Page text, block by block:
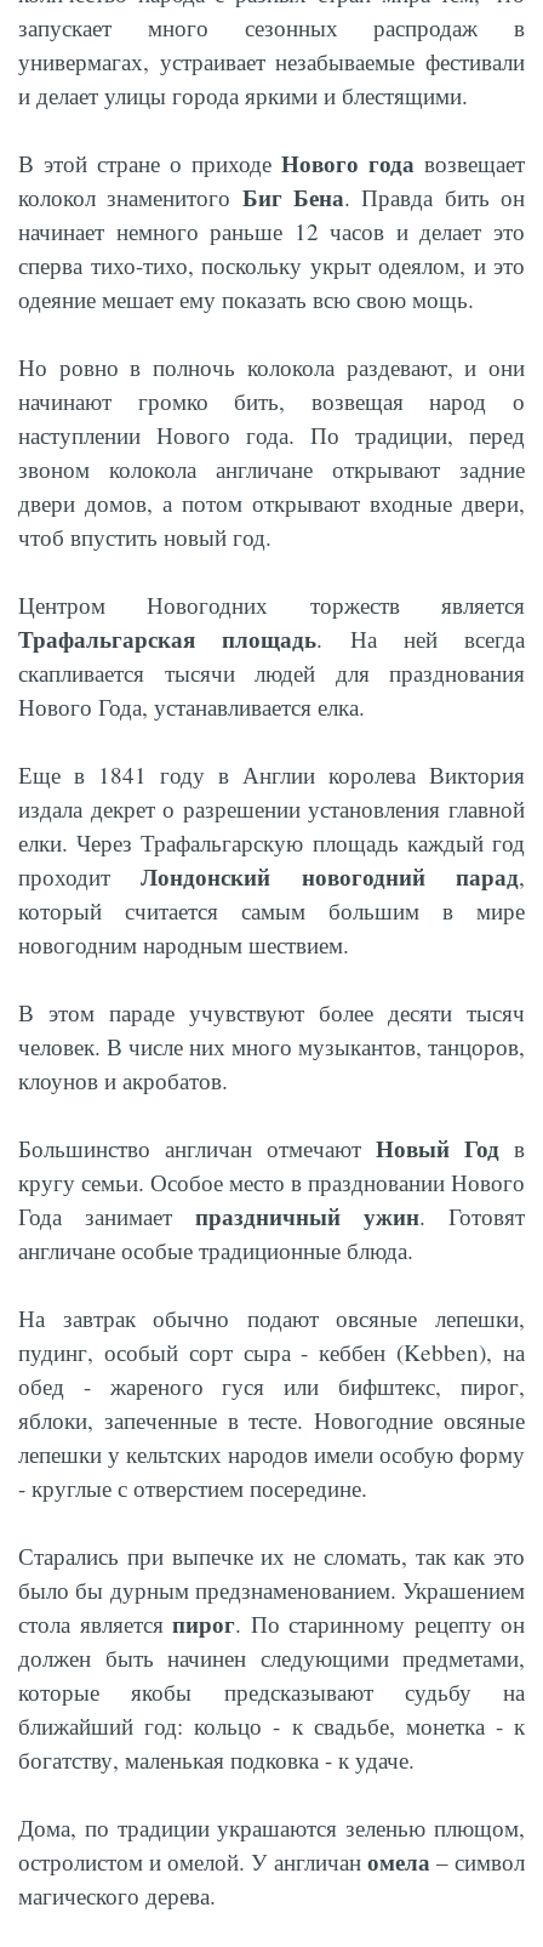
запускает много сезонных распродаж в
универмагах, устраивает незабываемые фестивали
и делает улицы города яркими и блестящими.
В этой стране о приходе Нового года возвещает
колокол знаменитого Биг Бена. Правда бить он
начинает немного раньше 12 часов и делает это
сперва тихо-тихо, поскольку укрыт одеялом, и это
одеяние мешает ему показать всю свою мощь.
Но ровно в полночь колокола раздевают, и они
начинают громко бить, возвещая народ о
наступлении Нового года. По традиции, перед
звоном колокола англичане открывают задние
двери домов, а потом открывают входные двери,
чтоб впустить новый год.
Центром Новогодних торжеств является
Трафальгарская площадь. На ней всегда
скапливается тысячи людей для празднования
Нового Года, устанавливается елка.
Еще в 1841 году в Англии королева Виктория
издала декрет о разрешении установления главной
елки. Через Трафальгарскую площадь каждый год
проходитЛондонский новогодний парад,
который считается самым большим в мире
новогодним народным шествием.
В этом параде учувствуют более десяти тысяч
человек. В числе них много музыкантов, танцоров,
клоунов и акробатов.
Большинство англичан отмечают Новый Год в
кругу семьи. Особое место в праздновании Нового
Года занимает праздничный ужин. Готовят
англичане особые традиционные блюда.
На завтрак обычно подают овсяные лепешки,
пудинг, особый сорт сыра - кеббен (Kebben), на
обед - жареного гуся или бифштекс, пирог,
яблоки, запеченные в тесте. Новогодние овсяные
лепешки у кельтских народов имели особую форму
- круглые с отверстием посередине.
Старались при выпечке их не сломать, так как это
было бы дурным предзнаменованием. Украшением
стола является пирог. По старинному рецепту он
должен быть начинен следующими предметами,
которые якобы предсказывают судьбу на
ближайший год: кольцо - к свадьбе, монетка - к
богатству, маленькая подковка - к удаче.
Дома, по традиции украшаются зеленью плющом,
остролистом и омелой. У англичан омела– символ
магического дерева.